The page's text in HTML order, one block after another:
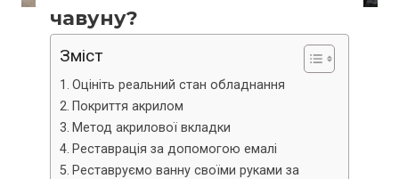
чавуну?
Зміст
Оцініть реальний стан обладнання
Покриття акрилом
Метод акрилової вкладки
Реставрація за допомогою емалі
Реставруємо ванну своїми руками за